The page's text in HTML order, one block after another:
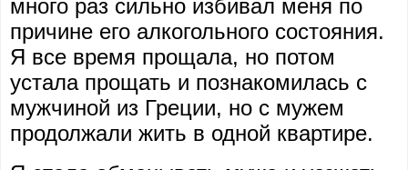
много раз сильно избивал меня по
причине его алкогольного состояния.
Я все время прощала, но потом
устала прощать и познакомилась с
мужчиной из Греции, но с мужем
продолжали жить в одной квартире.